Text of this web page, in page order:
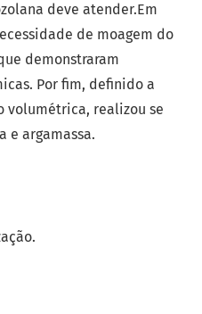
deve atender.Em
de moagem do
demonstraram
Por fim, definido a
volumétrica, realizou se
e argamassa.